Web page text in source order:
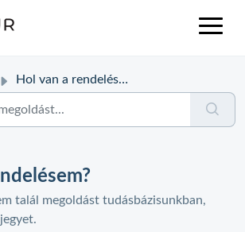
Hol van a rendelésem?
talál megoldást tudásbázisunkban,